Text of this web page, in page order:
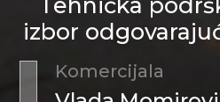
Tehnička
izbor
Komercijala